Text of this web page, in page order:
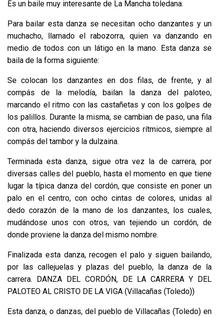
Es un baile muy interesante de La Mancha toledana.
Para bailar esta danza se necesitan ocho danzantes y un
muchacho, llamado el rabozorra, quien va danzando en
medio de todos con un látigo en la mano. Esta danza se
baila de la forma siguiente:
Se colocan los danzantes en dos filas, de frente, y al
compás de la melodía, bailan la danza del paloteo,
marcando el ritmo con las castañetas y con los golpes de
los palillos. Durante la misma, se cambian de paso, una fila
con otra, haciendo diversos ejercicios rítmicos, siempre al
compás del tambor y la dulzaina.
Terminada esta danza, sigue otra vez la de carrera, por
diversas calles del pueblo, hasta el momento en que tiene
lugar la típica danza del cordón, que consiste en poner un
palo en el centro, con ocho cintas de colores, unidas al
dedo corazón de la mano de los danzantes, los cuales,
mudándose unos con otros, van tejiendo un cordón, de
donde proviene la danza del mismo nombre.
Finalizada esta danza, recogen el palo y siguen bailando,
por las callejuelas y plazas del pueblo, la danza de la
carrera. DANZA DEL CORDÓN, DE LA CARRERA Y DEL
PALOTEO AL CRISTO DE LA VIGA (Villacañas (Toledo))
Esta danza, o danzas, del pueblo de Villacañas (Toledo) en